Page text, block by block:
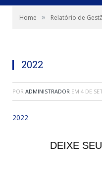
Home » Relatório de
2022
POR ADMINISTRADOR EM 4 DE
2022
DEIXE